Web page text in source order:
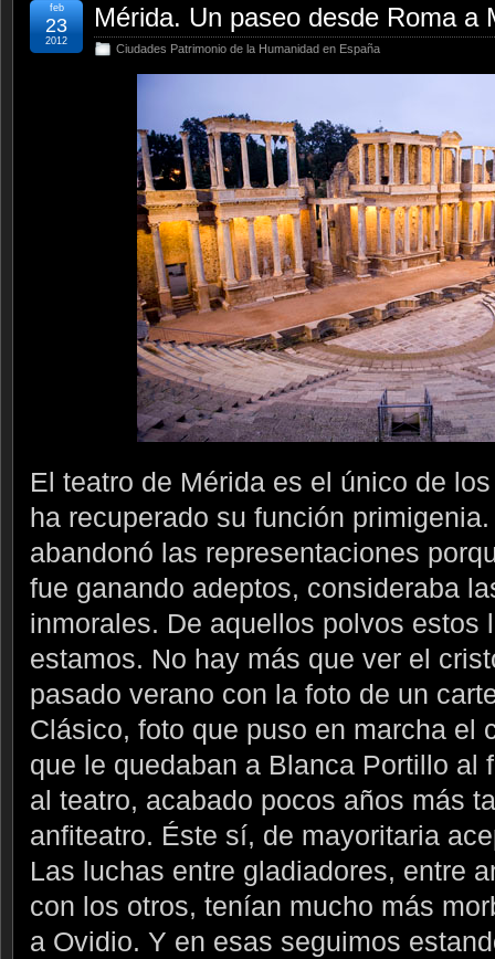
Mérida. Un paseo desde Roma a
Ciudades Patrimonio de la Humanidad en España
feb
23
2012
El teatro de Mérida es el único de
ha recuperado su función
abandonó las representaciones
fue ganando adeptos, consideraba
inmorales. De aquellos polvos estos
estamos. No hay más que ver el
pasado verano con la foto de un
Clásico, foto que puso en marcha el
que le quedaban a Blanca Portillo al
al teatro, acabado pocos años más
anfiteatro. Éste sí, de mayoritaria
Las luchas entre gladiadores, entre
con los otros, tenían mucho más
a Ovidio. Y en esas seguimos